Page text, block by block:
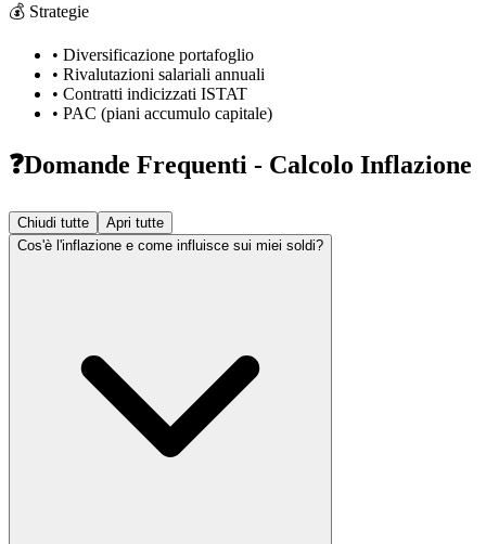
💰 Strategie
• Diversificazione portafoglio
• Rivalutazioni salariali annuali
• Contratti indicizzati ISTAT
• PAC (piani accumulo capitale)
❓Domande Frequenti - Calcolo Inflazione
Chiudi tutte
Apri tutte
Cos'è l'inflazione e come influisce sui miei soldi?